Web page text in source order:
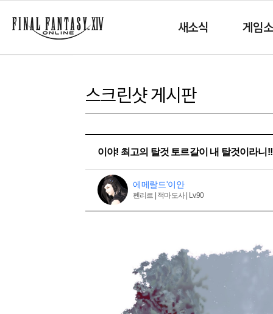
새소식 게임
스크린샷 게시판
이야! 최고의 탈것 토르갈이 내 탈것이라니
에메랄드'이안
펜리르 | 적마도사 | Lv.90